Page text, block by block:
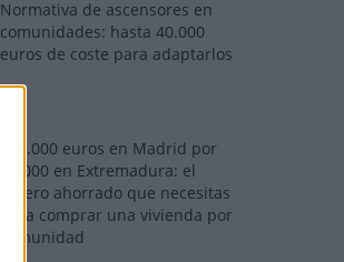
Normativa de ascensores en
comunidades: hasta 40.000
euros de coste para adaptarlos
110.000 euros en Madrid por
31.000 en Extremadura: el
dinero ahorrado que necesitas
para comprar una vivienda por
comunidad